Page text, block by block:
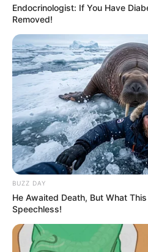
Endocrinologist: If You Have
Removed!
BUZZ DAY
He Awaited Death, But What
Speechless!